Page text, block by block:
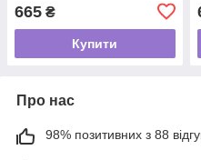
665 ₴
Купити
Про нас
98% позитивних з 88